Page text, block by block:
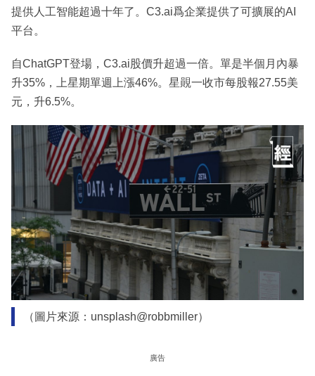
提供人工智能超過十年了。C3.ai爲企業提供了可擴展的AI
平台。
自ChatGPT登場，C3.ai股價升超過一倍。單是半個月內暴
升35%，上星期單週上漲46%。星䚋一收市每股報27.55美
元，升6.5%。
（圖片來源：unsplash@robbmiller）
廣告